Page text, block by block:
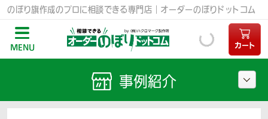
のぼり旗作成のプロに相談できる専門店｜オーダーのぼりドットコム
MENU カート
事例紹介